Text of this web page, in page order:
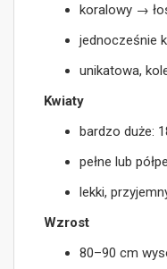
koralowy →
jednocześnie
unikatowa,
Kwiaty
bardzo duże:
pełne lub
lekki,
Wzrost
80–90 cm